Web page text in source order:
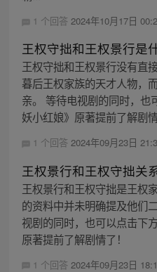
1 个回答 2024年10月17日
王权守拙和王权景行是
王权守拙和王权景行没有直
暮后王权家族的天才人物，
亲。 等待电视剧的同时，也
妖小红娘》原著提前了解剧情
1 个回答 2024年09月23日
王权景行和王权守拙关
王权景行和王权守拙是王权
的资料中并未明确提及他们
视剧的同时，也可以点击下
原著提前了解剧情了！
1 个回答 2024年09月23日